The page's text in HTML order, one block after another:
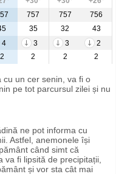
757 757
756
35 32
43
4 3 3
2
2 2 2 2
cu un cer senin, va fi o
pe tot parcursul zilei și nu
ne pot informa cu
Astfel, anemonele își
când simt că
va fi lipsită de precipitații,
și vor sta cât mai